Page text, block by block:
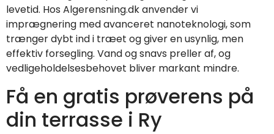
levetid. Hos Algerensning.dk anvender vi
imprægnering med avanceret nanoteknologi, som
trænger dybt ind i træet og giver en usynlig, men
effektiv forsegling. Vand og snavs preller af, og
vedligeholdelsesbehovet bliver markant mindre.
Få en gratis prøverens på
din terrasse i Ry